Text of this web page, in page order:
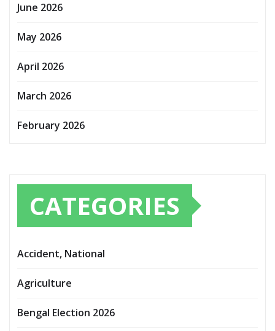
June 2026
May 2026
April 2026
March 2026
February 2026
CATEGORIES
Accident, National
Agriculture
Bengal Election 2026